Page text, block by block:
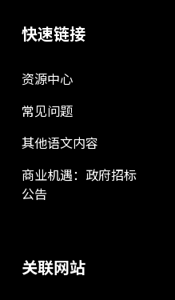
快速链接
资源中心
常见问题
其他语文内容
商业机遇：政府招标
公告
关联网站